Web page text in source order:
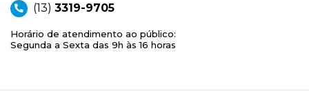
(13) 3319-9705
Horário de atendimento ao público:
Segunda a Sexta das 9h às 16 horas